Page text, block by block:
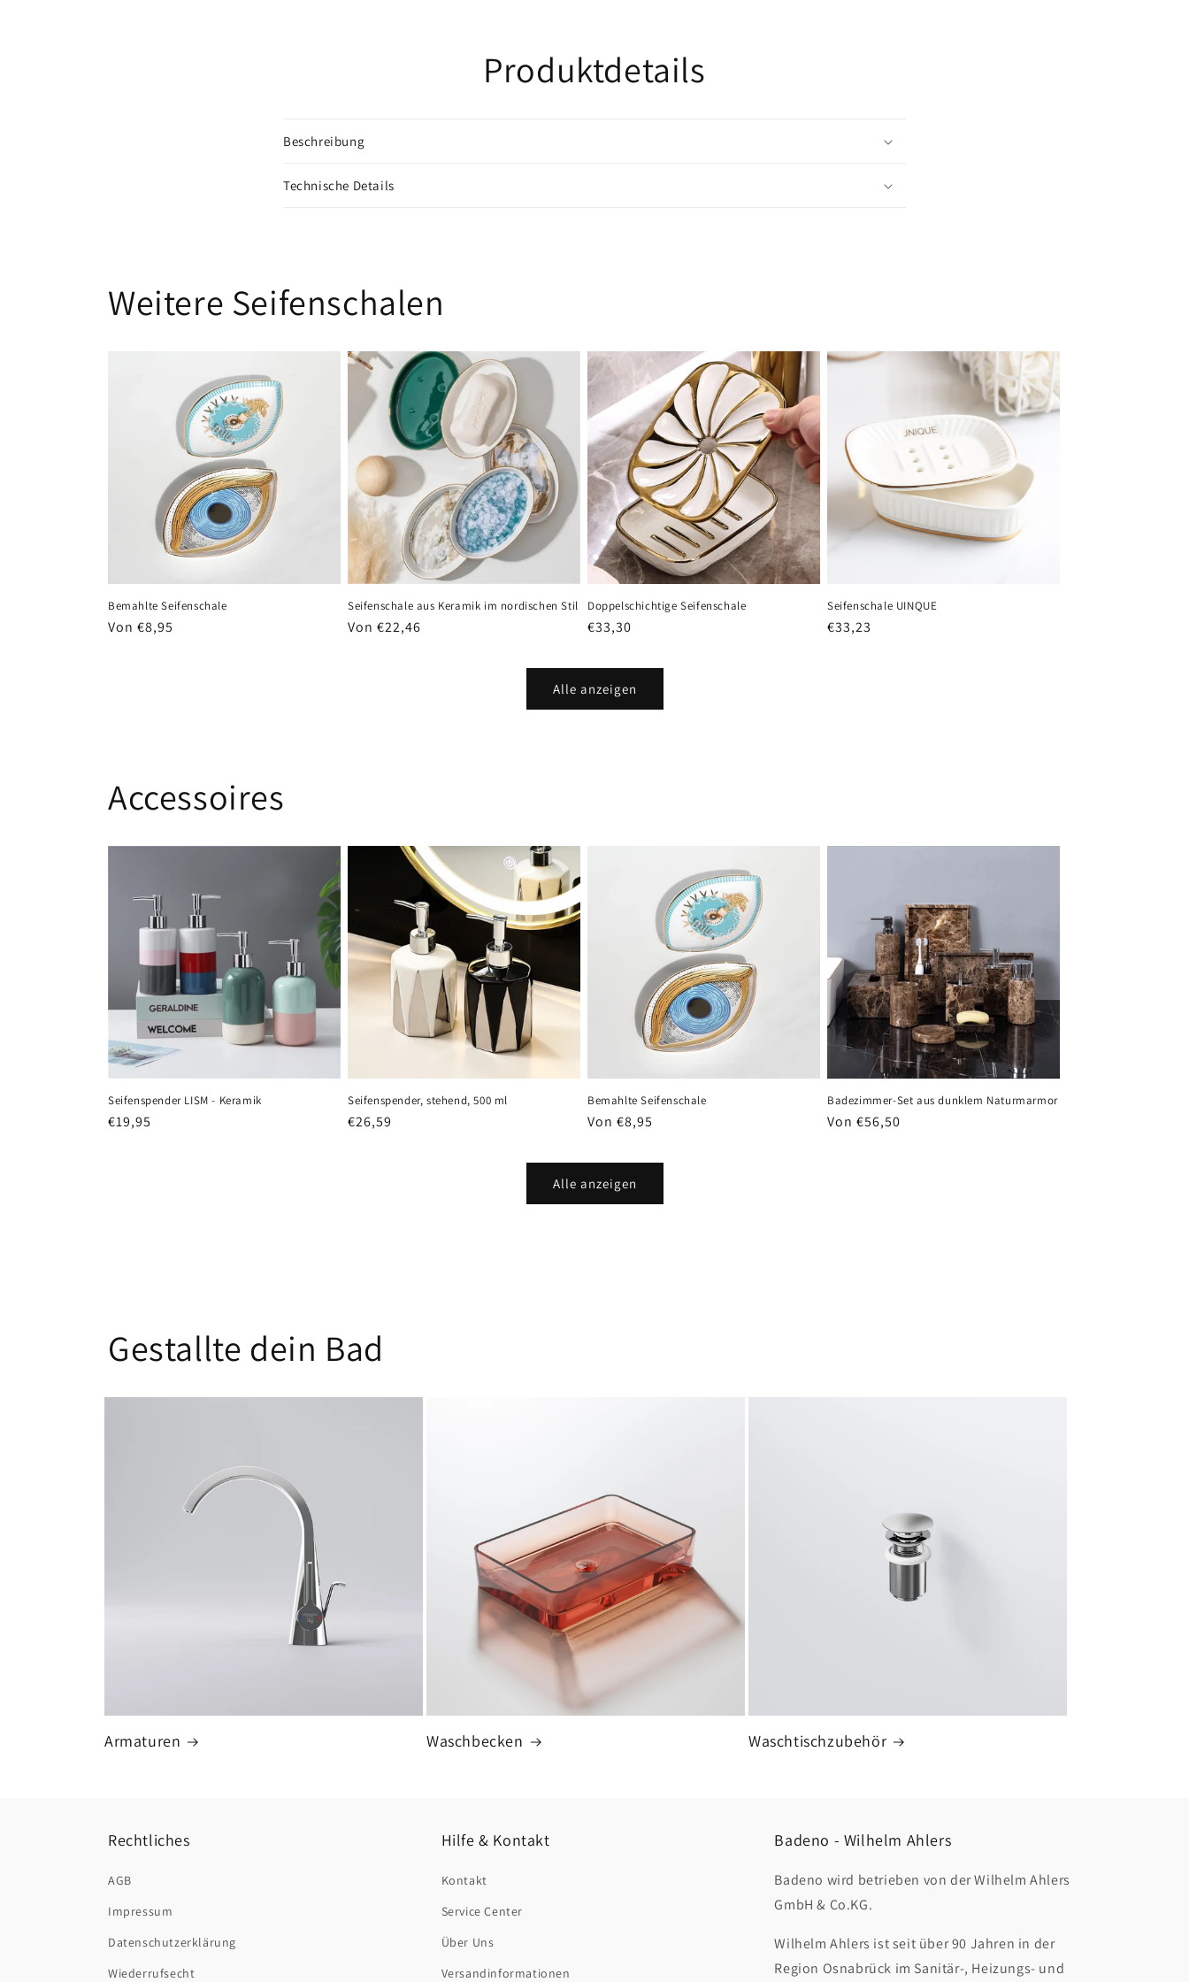
Produktdetails
Beschreibung
Technische Details
Weitere Seifenschalen
Bemahlte Seifenschale
Normaler
Von €8,95
Seifenschale aus Keramik im nordischen Stil
Normaler
Von €22,46
Doppelschichtige Seifenschale
Normaler
€33,30
Seifenschale UINQUE
Normaler
€33,23
Alle anzeigen
Accessoires
Seifenspender LISM - Keramik
Normaler
€19,95
Seifenspender, stehend, 500 ml
Normaler
€26,59
Bemahlte Seifenschale
Normaler
Von €8,95
Badezimmer-Set aus dunklem Naturmarmor
Normaler
Von €56,50
Alle anzeigen
Gestallte dein Bad
Armaturen Waschbecken Waschtischzubehör
Rechtliches
AGB
Impressum
Datenschutzerklärung
Wiederrufsecht
Hilfe & Kontakt
Kontakt
Service Center
Über Uns
Versandinformationen
Badeno - Wilhelm Ahlers
Badeno wird betrieben von der Wilhelm Ahlers
GmbH & Co.KG.
Wilhelm Ahlers ist seit über 90 Jahren in der
Region Osnabrück im Sanitär-, Heizungs- und